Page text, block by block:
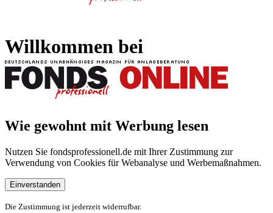
Willkommen bei
Wie gewohnt mit Werbung lesen
Nutzen Sie fondsprofessionell.de mit Ihrer Zustimmung zur
Verwendung von Cookies für Webanalyse und Werbemaßnahmen.
Einverstanden
Die Zustimmung ist jederzeit widerrufbar.